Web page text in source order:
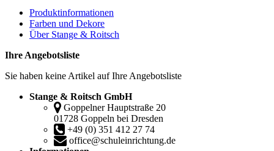
Produktinformationen
Farben und Dekore
Über Stange & Roitsch
Ihre Angebotsliste
Sie haben keine Artikel auf Ihre Angebotsliste
Stange & Roitsch GmbH
Goppelner Hauptstraße 20
01728 Goppeln bei Dresden
+49 (0) 351 412 27 74
office@schuleinrichtung.de